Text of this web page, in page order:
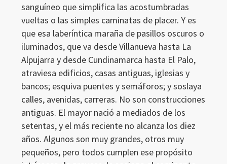
sanguíneo que simplifica las acostumbradas
vueltas o las simples caminatas de placer. Y es
que esa laberíntica maraña de pasillos oscuros o
iluminados, que va desde Villanueva hasta La
Alpujarra y desde Cundinamarca hasta El Palo,
atraviesa edificios, casas antiguas, iglesias y
bancos; esquiva puentes y semáforos; y soslaya
calles, avenidas, carreras. No son construcciones
antiguas. El mayor nació a mediados de los
setentas, y el más reciente no alcanza los diez
años. Algunos son muy grandes, otros muy
pequeños, pero todos cumplen ese propósito